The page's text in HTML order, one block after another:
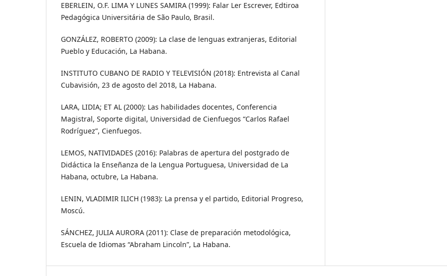
EBERLEIN, O.F. LIMA Y LUNES SAMIRA (1999): Falar Ler Escrever, Edtiroa
Pedagógica Universitária de São Paulo, Brasil.
GONZÁLEZ, ROBERTO (2009): La clase de lenguas extranjeras, Editorial
Pueblo y Educación, La Habana.
INSTITUTO CUBANO DE RADIO Y TELEVISIÓN (2018): Entrevista al Canal
Cubavisión, 23 de agosto del 2018, La Habana.
LARA, LIDIA; ET AL (2000): Las habilidades docentes, Conferencia
Magistral, Soporte digital, Universidad de Cienfuegos “Carlos Rafael
Rodríguez”, Cienfuegos.
LEMOS, NATIVIDADES (2016): Palabras de apertura del postgrado de
Didáctica la Enseñanza de la Lengua Portuguesa, Universidad de La
Habana, octubre, La Habana.
LENIN, VLADIMIR ILICH (1983): La prensa y el partido, Editorial Progreso,
Moscú.
SÁNCHEZ, JULIA AURORA (2011): Clase de preparación metodológica,
Escuela de Idiomas “Abraham Lincoln”, La Habana.